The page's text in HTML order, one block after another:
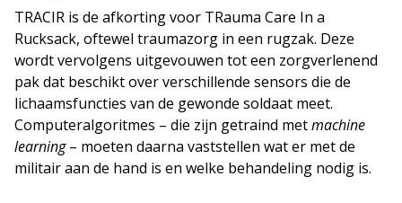
TRACIR is de afkorting voor TRauma Care In a
Rucksack, oftewel traumazorg in een rugzak. Deze
wordt vervolgens uitgevouwen tot een zorgverlenend
pak dat beschikt over verschillende sensors die de
lichaamsfuncties van de gewonde soldaat meet.
Computeralgoritmes – die zijn getraind metmachine
learning– moeten daarna vaststellen wat er met de
militair aan de hand is en welke behandeling nodig is.